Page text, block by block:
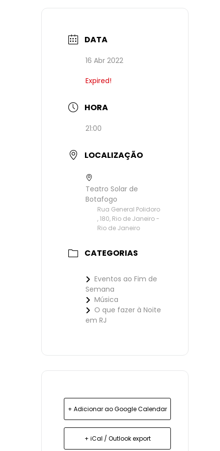
DATA
16 Abr 2022
Expired!
HORA
21:00
LOCALIZAÇÃO
Teatro Solar de
Botafogo
Rua General Polidoro
, 180, Rio de Janeiro -
Rio de Janeiro
CATEGORIAS
Eventos ao Fim de
Semana
Música
O que fazer à Noite
em RJ
+ Adicionar ao Google Calendar
+ iCal / Outlook export